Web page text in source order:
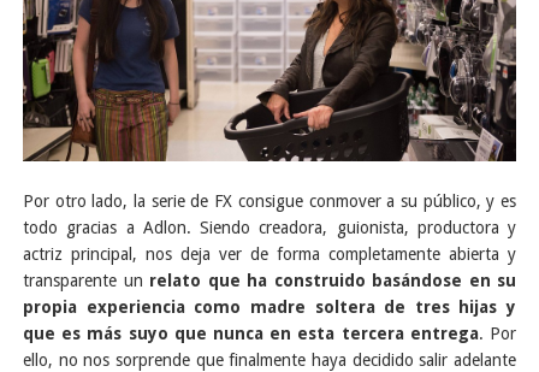
Por otro lado, la serie de FX consigue conmover a su público, y es
todo gracias a Adlon. Siendo creadora, guionista, productora y
actriz principal, nos deja ver de forma completamente abierta y
transparente un relato que ha construido basándose en su
propia experiencia como madre soltera de tres hijas y
que es más suyo que nunca en esta tercera entrega. Por
ello, no nos sorprende que finalmente haya decidido salir adelante